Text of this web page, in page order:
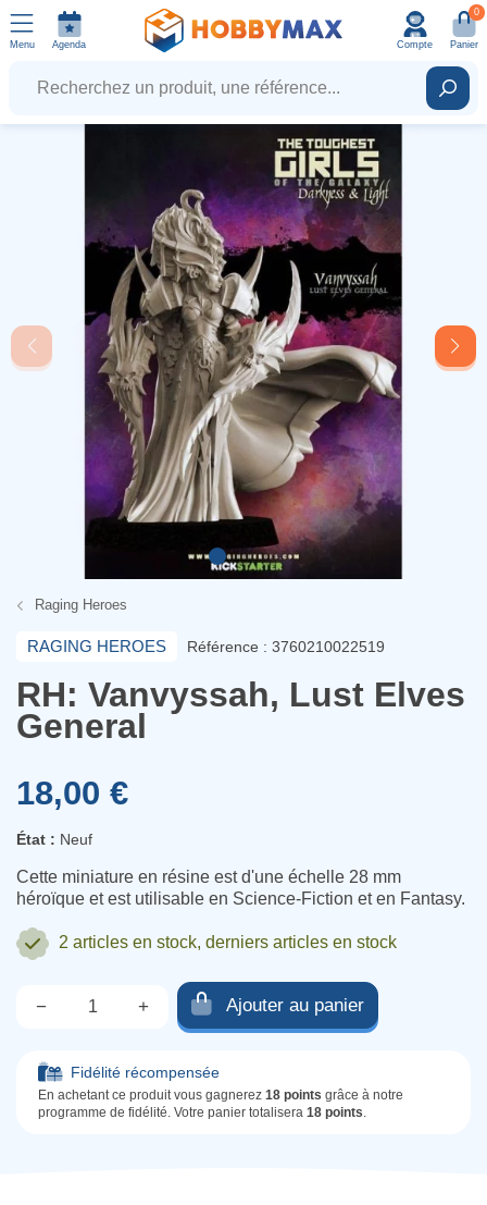
Menu Agenda Compte
0
Panier
Recherchez un produit, une référence...
Raging Heroes
RAGING HEROES Référence : 3760210022519
RH: Vanvyssah, Lust Elves
General
18,00 €
État : Neuf
Cette miniature en résine est d'une échelle 28 mm
héroïque et est utilisable en Science-Fiction et en Fantasy.
2 articles en stock, derniers articles en stock
− + Ajouter au panier
Fidélité récompensée
En achetant ce produit vous gagnerez 18 points grâce à notre
programme de fidélité. Votre panier totalisera 18 points.